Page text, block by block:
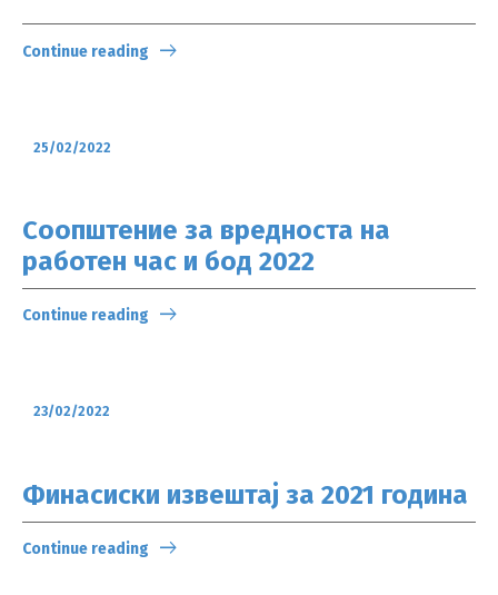
Continue reading
25/02/2022
Соопштение за вредноста на
работен час и бод 2022
Continue reading
23/02/2022
Финасиски извештај за 2021 година
Continue reading